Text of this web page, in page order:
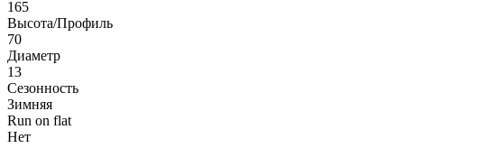
165
Высота/Профиль
70
Диаметр
13
Сезонность
Зимняя
Run on flat
Нет